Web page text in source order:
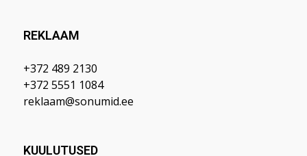
REKLAAM
+372 489 2130
+372 5551 1084
reklaam@sonumid.ee
KUULUTUSED